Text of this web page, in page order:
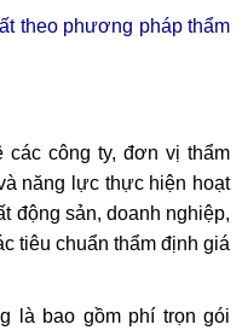
theo phương pháp thẩm
các công ty, đơn vị thẩm
năng lực thực hiện hoạt
động sản, doanh nghiệp,
tiêu chuẩn thẩm định giá
là bao gồm phí trọn gói